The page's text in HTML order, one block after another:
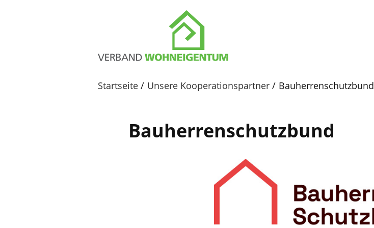
Startseite Unsere Kooperationspartner Bauherrenschutzbund
Bauherrenschutzbund